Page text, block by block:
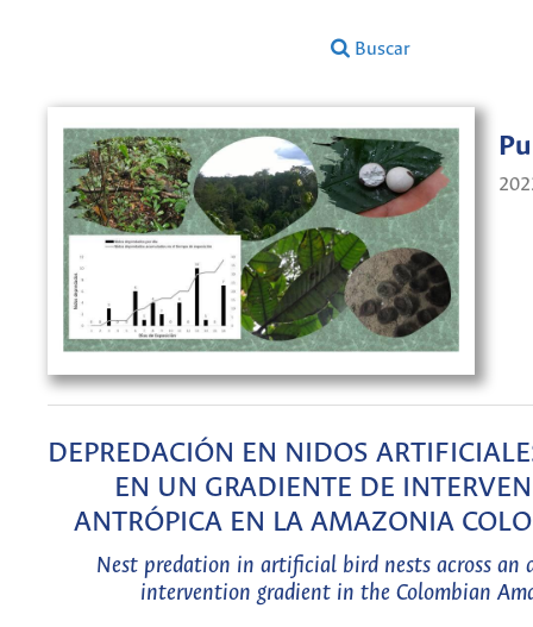
Buscar
DEPREDACIÓN EN NIDOS
EN UN GRADIENTE DE
ANTRÓPICA EN LA AMAZONIA
Nest predation in artificial bird nests across an
intervention gradient in the Colombian